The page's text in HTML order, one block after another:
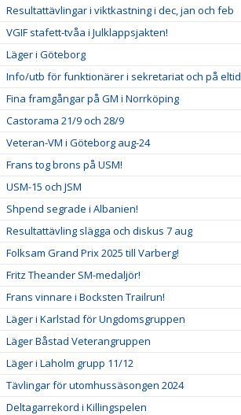
Resultattävlingar i viktkastning i dec, jan och feb
VGIF stafett-tvåa i Julklappsjakten!
Läger i Göteborg
Info/utb för funktionärer i sekretariat och på eltid
Fina framgångar på GM i Norrköping
Castorama 21/9 och 28/9
Veteran-VM i Göteborg aug-24
Frans tog brons på USM!
USM-15 och JSM
Shpend segrade i Albanien!
Resultattävling slägga och diskus 7 aug
Folksam Grand Prix 2025 till Varberg!
Fritz Theander SM-medaljör!
Frans vinnare i Bocksten Trailrun!
Läger i Karlstad för Ungdomsgruppen
Läger Båstad Veterangruppen
Läger i Laholm grupp 11/12
Tävlingar för utomhussäsongen 2024
Deltagarrekord i Killingspelen